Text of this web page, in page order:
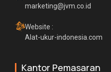
marketing@jvm.co.id
Website :
Alat-ukur-indonesia.com
Kantor Pemasaran